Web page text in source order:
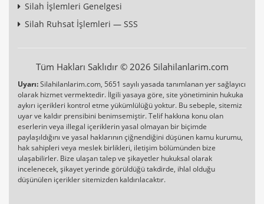
Silah İşlemleri Genelgesi
Silah Ruhsat İşlemleri — SSS
Tüm Hakları Saklıdır © 2026 Silahilanlarim.com
Uyarı:Silahilanlarim.com, 5651 sayılı yasada tanımlanan yer sağlayıcı
olarak hizmet vermektedir. İlgili yasaya göre, site yönetiminin hukuka
aykırı içerikleri kontrol etme yükümlülüğü yoktur. Bu sebeple, sitemiz
uyar ve kaldır prensibini benimsemiştir. Telif hakkına konu olan
eserlerin veya illegal içeriklerin yasal olmayan bir biçimde
paylaşıldığını ve yasal haklarının çiğnendiğini düşünen kamu kurumu,
hak sahipleri veya meslek birlikleri, iletişim bölümünden bize
ulaşabilirler. Bize ulaşan talep ve şikayetler hukuksal olarak
incelenecek, şikayet yerinde görüldüğü takdirde, ihlal olduğu
düşünülen içerikler sitemizden kaldırılacaktır.